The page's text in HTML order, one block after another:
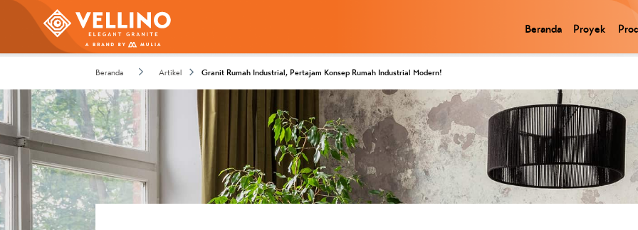
Beranda Proyek
Beranda Artikel Granit Rumah Industrial, Pertajam Konsep Rumah Industrial Modern!